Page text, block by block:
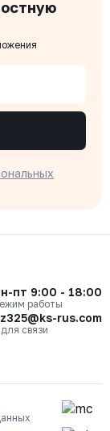
пт 9:00 - 18:00
работы
rus.com
связи